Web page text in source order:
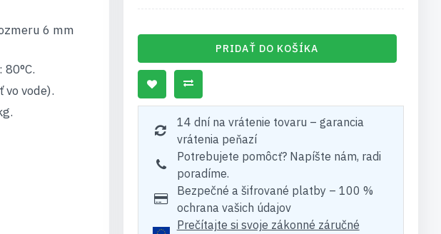
6 mm
vo vode).
PRIDAŤ DO KOŠÍKA
14 dní na vrátenie tovaru – garancia
vrátenia peňazí
Potrebujete pomôcť? Napíšte nám, radi
poradíme.
Bezpečné a šifrované platby – 100 %
ochrana vašich údajov
Prečítajte si svoje zákonné záručné